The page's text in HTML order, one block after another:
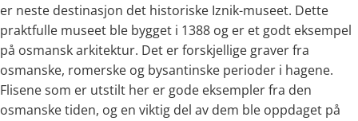
er neste destinasjon det historiske Iznik-museet. Dette
praktfulle museet ble bygget i 1388 og er et godt eksempel
på osmansk arkitektur. Det er forskjellige graver fra
osmanske, romerske og bysantinske perioder i hagene.
Flisene som er utstilt her er gode eksempler fra den
osmanske tiden, og en viktig del av dem ble oppdaget på